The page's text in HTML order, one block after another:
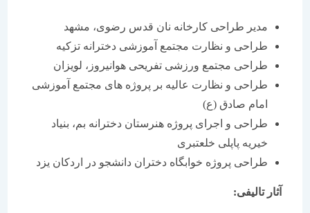
مدیر طراحی كارخانه نان قدس رضوی، مشهد
طراحی و نظارت مجتمع آموزشی دخترانه تزكیه
طراحی مجتمع ورزشی تفریحی هوانیروز، لویزان
طراحی و نظارت عالیه بر پروژه های مجتمع آموزشی
امام صادق (ع)
طراحی و اجرای پروژه هنرستان دخترانه بم، بنیاد
خیریه پاپلی خلعتبری
طراحی پروژه خوابگاه دختران دانشجو در اردكان یزد
آثار تالیفی: